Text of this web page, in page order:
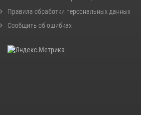
Правила обработки персональных данных
Сообщить об ошибках